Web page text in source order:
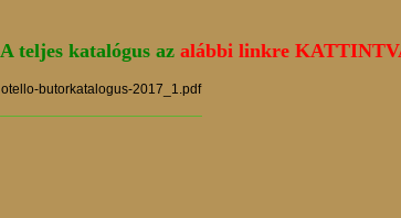
A teljes katalógus az alábbi linkre
otello-butorkatalogus-2017_1.pdf